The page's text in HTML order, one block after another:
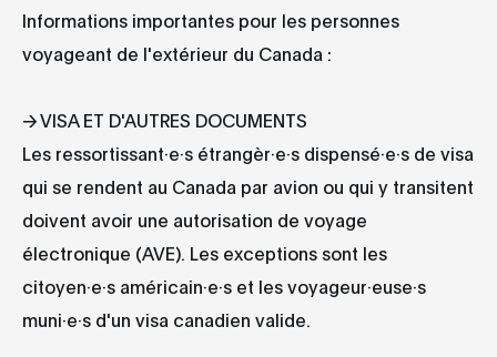
Informations importantes pour les personnes
voyageant de l'extérieur du Canada :
→ VISA ET D'AUTRES DOCUMENTS
Les ressortissant·e·s étrangèr·e·s dispensé·e·s de visa
qui se rendent au Canada par avion ou qui y transitent
doivent avoir une autorisation de voyage
électronique (AVE). Les exceptions sont les
citoyen·e·s américain·e·s et les voyageur·euse·s
muni·e·s d'un visa canadien valide.